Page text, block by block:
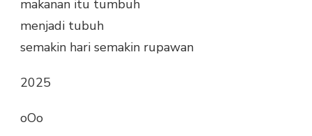
makanan itu tumbuh
menjadi tubuh
semakin hari semakin rupawan
2025
oOo